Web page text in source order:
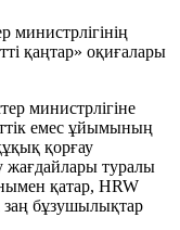
министрлігіне
емес ұйымының
қорғау
туралы
қатар, HRW
заң бұзушылықтар